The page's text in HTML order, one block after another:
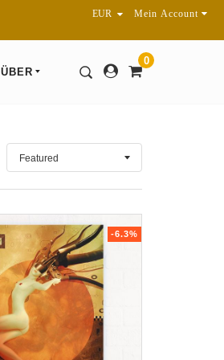
Mein Account
0
ÜBER
-6.3%